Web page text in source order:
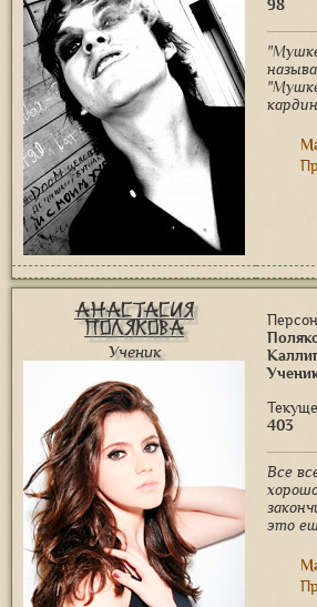
98
Анастасия
Полякова
Ученик
403
Все
это